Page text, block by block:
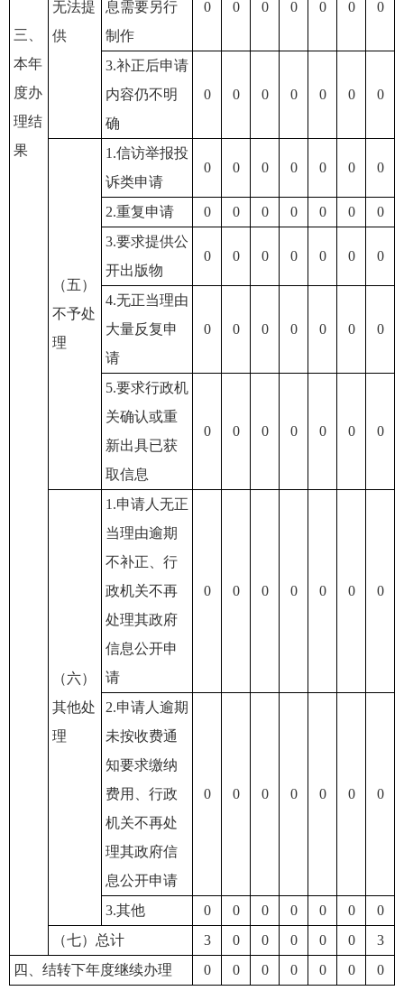
三、
本年
度办
理结
果
无法提
供
息需要另行
制作
0 0 0 0 0 0 0
3.补正后申请
内容仍不明
确
0 0 0 0 0 0 0
（五）
不予处
理
1.信访举报投
诉类申请
0 0 0 0 0 0 0
2.重复申请 0 0 0 0 0 0
0
3.要求提供公
开出版物
0 0 0 0 0 0 0
4.无正当理由
大量反复申
请
0 0 0 0 0 0 0
5.要求行政机
关确认或重
新出具已获
取信息
0 0 0 0 0 0 0
（六）
其他处
理
1.申请人无正
当理由逾期
不补正、行
政机关不再
处理其政府
信息公开申
请
0 0 0 0 0 0 0
2.申请人逾期
未按收费通
知要求缴纳
费用、行政
机关不再处
理其政府信
息公开申请
0 0 0 0 0 0 0
3.其他 0 0 0 0 0 0
0
（七）总计
3 0 0 0 0 0
3
四、结转下年度继续办理
0 0 0 0 0 0 0